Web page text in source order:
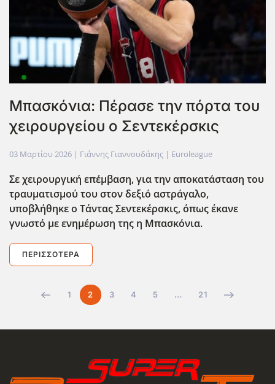
Μπασκόνια: Πέρασε την πόρτα του
χειρουργείου ο Σεντεκέρσκις
03 Μαρτίου 2026 | Γιάννης Γιαννουδάκης | Euroleague
Σε χειρουργική επέμβαση, για την αποκατάσταση του
τραυματισμού του στον δεξιό αστράγαλο,
υποβλήθηκε ο Τάντας Σεντεκέρσκις, όπως έκανε
γνωστό με ενημέρωση της η Μπασκόνια.
ΠΕΡΙΣΣΌΤΕΡΑ
1 2 3 4 5 … 21